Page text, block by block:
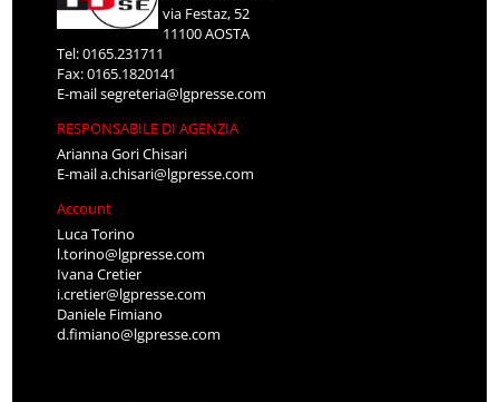
via Festaz, 52
11100 AOSTA
Tel: 0165.231711
Fax: 0165.1820141
E-mailsegreteria@lgpresse.com
RESPONSABILE DI AGENZIA
Arianna Gori Chisari
E-maila.chisari@lgpresse.com
Account
Luca Torino
l.torino@lgpresse.com
Ivana Cretier
i.cretier@lgpresse.com
Daniele Fimiano
d.fimiano@lgpresse.com